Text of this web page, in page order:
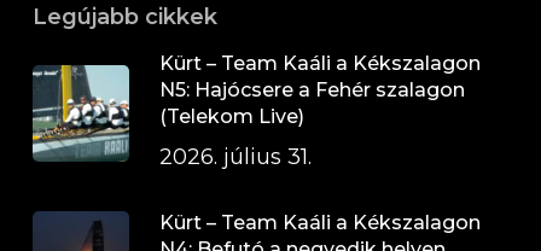
Legújabb cikkek
Kürt – Team Kaáli a Kékszalagon
N5: Hajócsere a Fehér szalagon
(Telekom Live)
2026. július 31.
Kürt – Team Kaáli a Kékszalagon